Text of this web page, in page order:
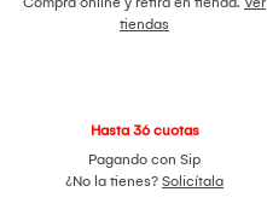
tiendas
Hasta 36 cuotas
Pagando con Sip
¿No la tienes? Solicítala